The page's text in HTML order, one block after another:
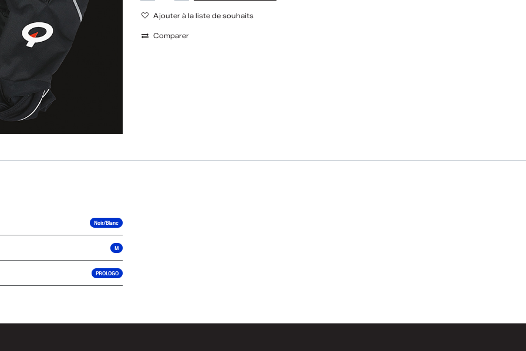
Ajouter à la liste de souhaits
Comparer
Noir/Blanc
M
PROLOGO